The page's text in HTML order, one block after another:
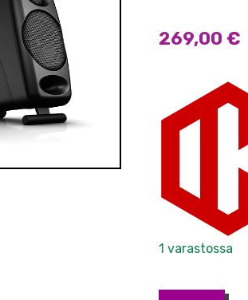
269,00 €
1 varastossa